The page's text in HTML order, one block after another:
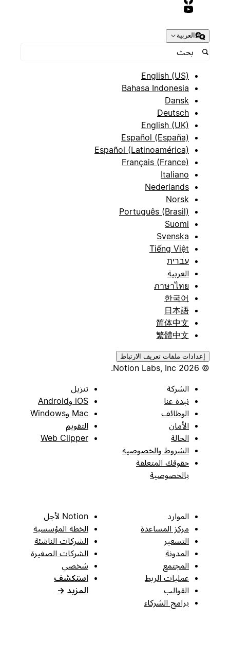
العربية
English (US)
Bahasa Indonesia
Dansk
Deutsch
English (UK)
Español (España)
Español (Latinoamérica)
Français (France)
Italiano
Nederlands
Norsk
Português (Brasil)
Suomi
Svenska
Tiếng Việt
עברית
العربية
ภาษาไทย
한국어
日本語
简体中文
繁體中文
إعدادات ملفات تعريف الارتباط
الشركة
نبذة عنا
الوظائف
الأمان
الحالة
الشروط والخصوصية
حقوقك المتعلقة
بالخصوصية
تنزيل
iOS وAndroid
Mac وWindows
التقويم
Web Clipper
الموارد
مركز المساعدة
التسعير
المدونة
المجتمع
عمليات الربط
القوالب
برامج الشركاء
Notion لأجل
الخطة المؤسسية
الشركات الناشئة
الشركات الصغيرة
شخصي
استكشف
المزيد →